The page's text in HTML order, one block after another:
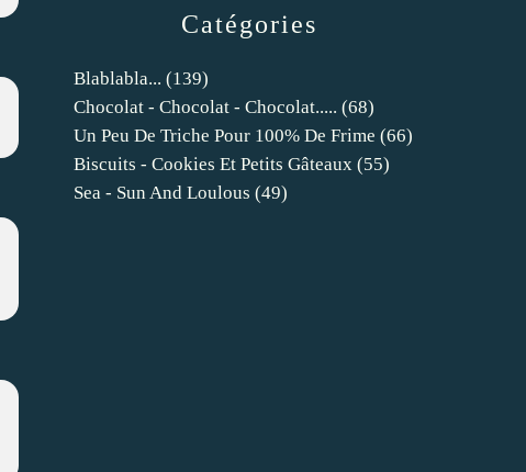
Catégories
Blablabla... (139)
Chocolat - Chocolat - Chocolat..... (68)
Un Peu De Triche Pour 100% De Frime (66)
Biscuits - Cookies Et Petits Gâteaux (55)
Sea - Sun And Loulous (49)